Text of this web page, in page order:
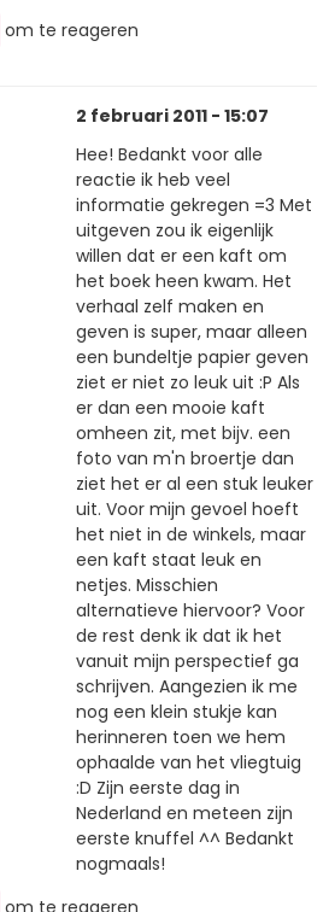
om te reageren
2 februari 2011 - 15:07
Hee! Bedankt voor alle
reactie ik heb veel
informatie gekregen =3 Met
uitgeven zou ik eigenlijk
willen dat er een kaft om
het boek heen kwam. Het
verhaal zelf maken en
geven is super, maar alleen
een bundeltje papier geven
ziet er niet zo leuk uit :P Als
er dan een mooie kaft
omheen zit, met bijv. een
foto van m'n broertje dan
ziet het er al een stuk leuker
uit. Voor mijn gevoel hoeft
het niet in de winkels, maar
een kaft staat leuk en
netjes. Misschien
alternatieve hiervoor? Voor
de rest denk ik dat ik het
vanuit mijn perspectief ga
schrijven. Aangezien ik me
nog een klein stukje kan
herinneren toen we hem
ophaalde van het vliegtuig
:D Zijn eerste dag in
Nederland en meteen zijn
eerste knuffel ^^ Bedankt
nogmaals!